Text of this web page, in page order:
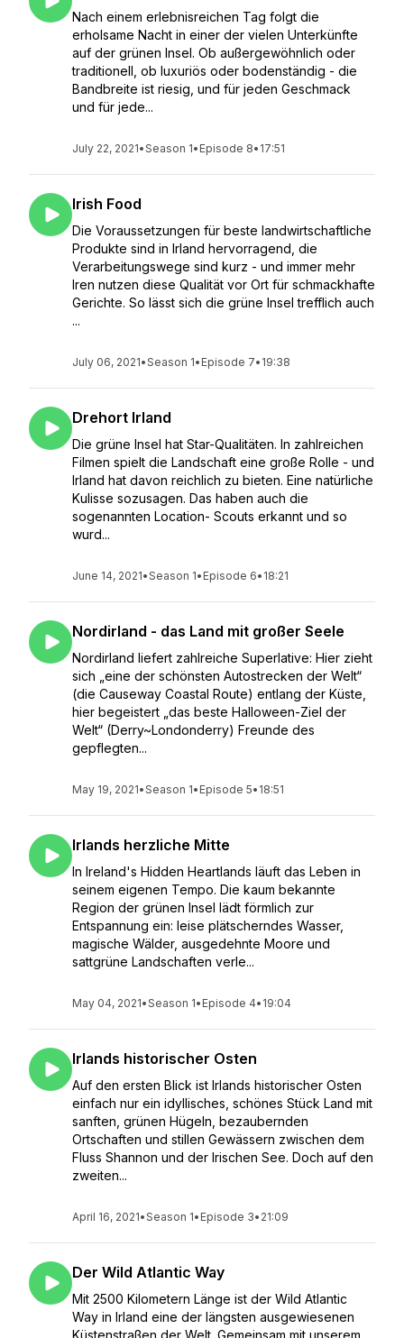
Nach einem erlebnisreichen Tag folgt die
erholsame Nacht in einer der vielen Unterkünfte
auf der grünen Insel. Ob außergewöhnlich oder
traditionell, ob luxuriös oder bodenständig - die
Bandbreite ist riesig, und für jeden Geschmack
und für jede...
July 22, 2021•Season 1• Episode 8• 17:51
Irish Food
Die Voraussetzungen für beste landwirtschaftliche
Produkte sind in Irland hervorragend, die
Verarbeitungswege sind kurz - und immer mehr
Iren nutzen diese Qualität vor Ort für schmackhafte
Gerichte. So lässt sich die grüne Insel trefflich auch
...
July 06, 2021•Season 1• Episode 7• 19:38
Drehort Irland
Die grüne Insel hat Star-Qualitäten. In zahlreichen
Filmen spielt die Landschaft eine große Rolle - und
Irland hat davon reichlich zu bieten. Eine natürliche
Kulisse sozusagen. Das haben auch die
sogenannten Location- Scouts erkannt und so
wurd...
June 14, 2021•Season 1• Episode 6• 18:21
Nordirland - das Land mit großer Seele
Nordirland liefert zahlreiche Superlative: Hier zieht
sich „eine der schönsten Autostrecken der Welt“
(die Causeway Coastal Route) entlang der Küste,
hier begeistert „das beste Halloween-Ziel der
Welt“ (Derry~Londonderry) Freunde des
gepflegten...
May 19, 2021•Season 1• Episode 5• 18:51
Irlands herzliche Mitte
In Ireland's Hidden Heartlands läuft das Leben in
seinem eigenen Tempo. Die kaum bekannte
Region der grünen Insel lädt förmlich zur
Entspannung ein: leise plätscherndes Wasser,
magische Wälder, ausgedehnte Moore und
sattgrüne Landschaften verle...
May 04, 2021•Season 1• Episode 4• 19:04
Irlands historischer Osten
Auf den ersten Blick ist Irlands historischer Osten
einfach nur ein idyllisches, schönes Stück Land mit
sanften, grünen Hügeln, bezaubernden
Ortschaften und stillen Gewässern zwischen dem
Fluss Shannon und der Irischen See. Doch auf den
zweiten...
April 16, 2021•Season 1• Episode 3• 21:09
Der Wild Atlantic Way
Mit 2500 Kilometern Länge ist der Wild Atlantic
Way in Irland eine der längsten ausgewiesenen
Küstenstraßen der Welt. Gemeinsam mit unserem